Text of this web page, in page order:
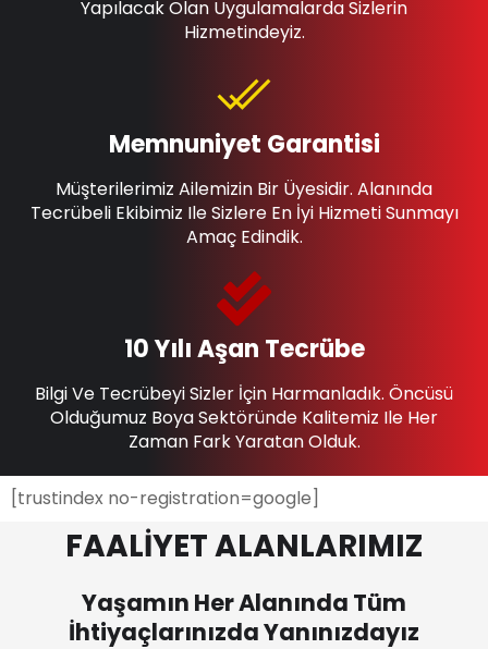
10 Yılı Aşan Tecrübe
Bilgi Ve Tecrübeyi Sizler İçin Harmanladık. Öncüsü
Olduğumuz Boya Sektöründe Kalitemiz Ile Her
Zaman Fark Yaratan Olduk.
Memnuniyet Garantisi
Müşterilerimiz Ailemizin Bir Üyesidir. Alanında
Tecrübeli Ekibimiz Ile Sizlere En İyi Hizmeti Sunmayı
Amaç Edindik.
Yapılacak Olan Uygulamalarda Sizlerin
Hizmetindeyiz.
[trustindex no-registration=google]
FAALİYET ALANLARIMIZ
Yaşamın Her Alanında Tüm
İhtiyaçlarınızda Yanınızdayız